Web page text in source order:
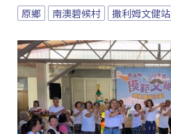
原鄉 南澳碧候村 撒利姆文健站